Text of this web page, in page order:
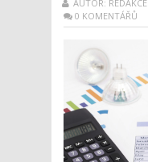
AUTOR: REDAKCE
0 KOMENTÁŘŮ